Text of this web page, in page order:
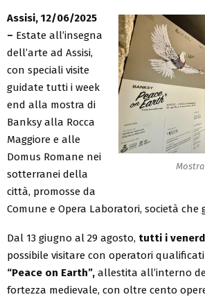
Assisi, 12/06/2025
– Estate all’insegna
dell’arte ad Assisi,
con speciali visite
guidate tutti i week
end alla mostra di
Banksy alla Rocca
Maggiore e alle
Domus Romane nei
sotterranei della
città, promosse da
Comune e Opera Laboratori, società che
Dal 13 giugno al 29 agosto, tutti i
possibile visitare con operatori qualificati
“Peace on Earth”, allestita all’interno
fortezza medievale, con oltre cento